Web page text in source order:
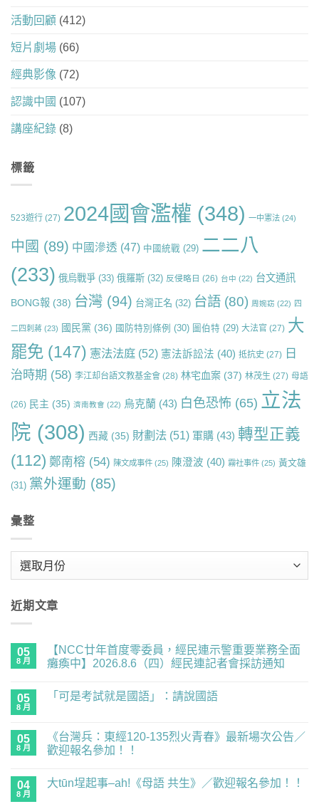
活動回顧 (412)
短片劇場 (66)
經典影像 (72)
認識中國 (107)
講座紀錄 (8)
標籤
523遊行 (27) 2024國會濫權 (348) 一中憲法 (24)
中國 (89) 中國滲透 (47) 中國統戰 (29) 二二八
(233) 俄烏戰爭 (33) 俄羅斯 (32) 反侵略日 (26) 台中 (22) 台文通訊
BONG報 (38) 台灣 (94) 台灣正名 (32) 台語 (80) 周婉窈 (22) 四
二四刺蔣 (23) 國民黨 (36) 國防特別條例 (30) 圖伯特 (29) 大法官 (27) 大
罷免 (147) 憲法法庭 (52) 憲法訴訟法 (40) 抵抗史 (27) 日
治時期 (58) 李江却台語文教基金會 (28) 林宅血案 (37) 林茂生 (27) 母語
(26) 民主 (35) 濟南教會 (22) 烏克蘭 (43) 白色恐怖 (65) 立法
院 (308) 西藏 (35) 財劃法 (51) 軍購 (43) 轉型正義
(112) 鄭南榕 (54) 陳文成事件 (25) 陳澄波 (40) 霧社事件 (25) 黃文雄
(31) 黨外運動 (85)
彙整
近期文章
05
8 月
【NCC廿年首度零委員，經民連示警重要業務全面
癱瘓中】2026.8.6（四）經民連記者會採訪通知
員，
連
示
05
8 月
「可是考試就是國語」：請說國語
考
試
就
語」：
言
05
8 月
《台灣兵：東經120-135烈火青春》最新場次公告／
歡迎報名參加！！
灣
留
04
8 月
大tūn埕起事–ah!《母語 共生》／歡迎報名參加！！